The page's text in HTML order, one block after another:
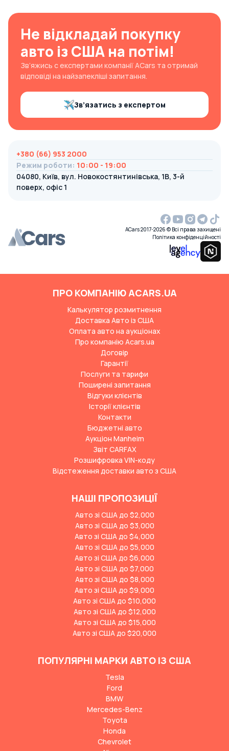
Не відкладай покупку
авто із США на потім!
Зв’яжись с експертами компанії ACars та отримай
відповіді на найзапекліші запитання.
Зв’язатись з експертом
+380 (66) 953 2000
Режим роботи: 10:00 - 19:00
04080, Київ, вул. Новокостянтинівська, 1В, 3-й
поверх, офіс 1
ACars 2017-2026 © Всі права захищені
Політика конфіденційності
ПРО КОМПАНІЮ ACARS.UA
Калькулятор розмитнення
Доставка Авто із США
Оплата авто на аукціонах
Про компанію Acars.ua
Договір
Гарантії
Послуги та тарифи
Поширені запитання
Відгуки клієнтів
Історії клієнтів
Контакти
Бюджетні авто
Аукціон Manheim
Звіт CARFAX
Розшифровка VIN-коду
Відстеження доставки авто з США
НАШІ ПРОПОЗИЦІЇ
Авто зі США до $2,000
Авто зі США до $3,000
Авто зі США до $4,000
Авто зі США до $5,000
Авто зі США до $6,000
Авто зі США до $7,000
Авто зі США до $8,000
Авто зі США до $9,000
Авто зі США до $10,000
Авто зі США до $12,000
Авто зі США до $15,000
Авто зі США до $20,000
ПОПУЛЯРНІ МАРКИ АВТО ІЗ США
Tesla
Ford
BMW
Mercedes-Benz
Toyota
Honda
Chevrolet